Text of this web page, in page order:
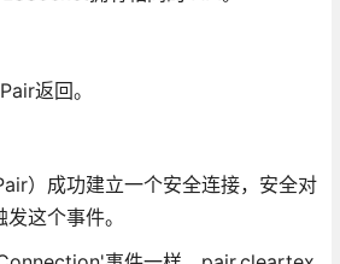
返回。
）成功建立一个安全连接，安全对
这个事件。